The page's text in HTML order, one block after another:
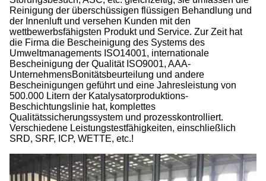
Reinigung der überschüssigen flüssigen Behandlung und
der Innenluft und versehen Kunden mit den
wettbewerbsfähigsten Produkt und Service. Zur Zeit hat
die Firma die Bescheinigung des Systems des
Umweltmanagements ISO14001, internationale
Bescheinigung der Qualität ISO9001, AAA-
UnternehmensBonitätsbeurteilung und andere
Bescheinigungen geführt und eine Jahresleistung von
500.000 Litern der Katalysatorproduktions-
Beschichtungslinie hat, komplettes
Qualitätssicherungssystem und prozesskontrolliert.
Verschiedene Leistungstestfähigkeiten, einschließlich
SRD, SRF, ICP, WETTE, etc.!